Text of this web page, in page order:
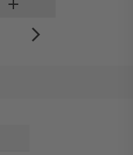
add
arrow_forward_ios